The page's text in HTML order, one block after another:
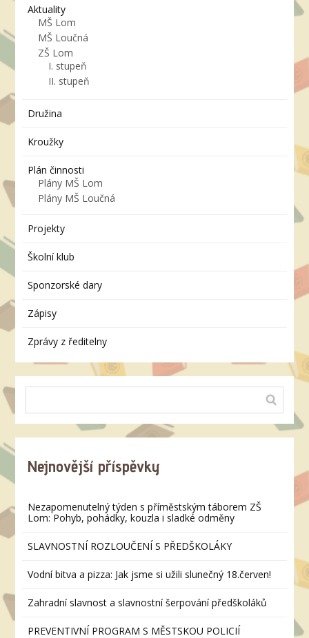
Aktuality
MŠ Lom
MŠ Loučná
ZŠ Lom
I. stupeň
II. stupeň
Družina
Kroužky
Plán činnosti
Plány MŠ Lom
Plány MŠ Loučná
Projekty
Školní klub
Sponzorské dary
Zápisy
Zprávy z ředitelny
Nejnovější příspěvky
Nezapomenutelný týden s příměstským táborem ZŠ
Lom: Pohyb, pohádky, kouzla i sladké odměny
SLAVNOSTNÍ ROZLOUČENÍ S PŘEDŠKOLÁKY
Vodní bitva a pizza: Jak jsme si užili slunečný 18.červen!
Zahradní slavnost a slavnostní šerpování předškoláků
PREVENTIVNÍ PROGRAM S MĚSTSKOU POLICIÍ